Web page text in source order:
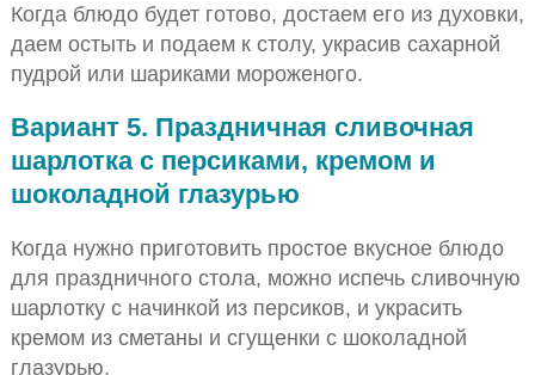
Когда блюдо будет готово, достаем его из духовки,
даем остыть и подаем к столу, украсив сахарной
пудрой или шариками мороженого.
Вариант 5. Праздничная сливочная
шарлотка с персиками, кремом и
шоколадной глазурью
Когда нужно приготовить простое вкусное блюдо
для праздничного стола, можно испечь сливочную
шарлотку с начинкой из персиков, и украсить
кремом из сметаны и сгущенки с шоколадной
глазурью.